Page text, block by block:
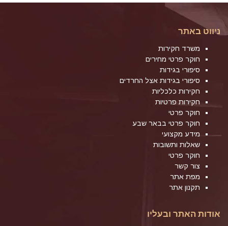
ניווט באתר
משרד חקירות
חוקר פרטי מחירים
סיפורי בגידות
סיפורי בגידות אצל החרדים
חקירות כלכליות
חקירות פרטיות
חוקר פרטי
חוקר פרטי בבאר שבע
מידע מקצועי
שאלות ותשובות
חוקר פרטי
צור קשר
מפת אתר
תקנון אתר
אודות האתר ובעליו